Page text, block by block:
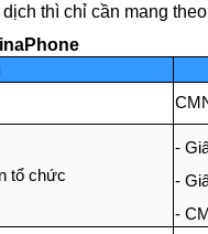
thì chỉ cần mang
tổ chức
-
-
-